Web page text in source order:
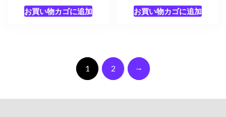
お買い物カゴに追加 お買い物カゴに追加
1 2 →